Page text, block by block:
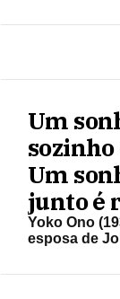
Um
sozinho
Um
junto é
Yoko Ono
esposa de